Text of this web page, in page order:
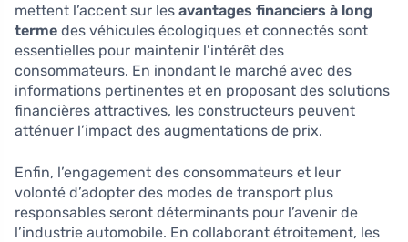
mettent l’accent sur les avantages financiers à long
terme des véhicules écologiques et connectés sont
essentielles pour maintenir l’intérêt des
consommateurs. En inondant le marché avec des
informations pertinentes et en proposant des solutions
financières attractives, les constructeurs peuvent
atténuer l’impact des augmentations de prix.
Enfin, l’engagement des consommateurs et leur
volonté d’adopter des modes de transport plus
responsables seront déterminants pour l’avenir de
l’industrie automobile. En collaborant étroitement, les